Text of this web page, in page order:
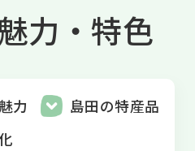
力・特色
力
島田の特産品